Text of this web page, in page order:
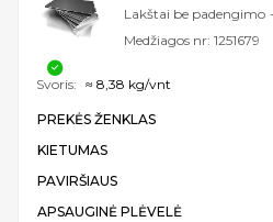
Lakštai be padengimo -
Medžiagos nr: 1251679
PREKĖS ŽENKLAS
KIETUMAS
PAVIRŠIAUS
APSAUGINĖ PLĖVELĖ
Svoris: ≈ 8,38 kg/vnt